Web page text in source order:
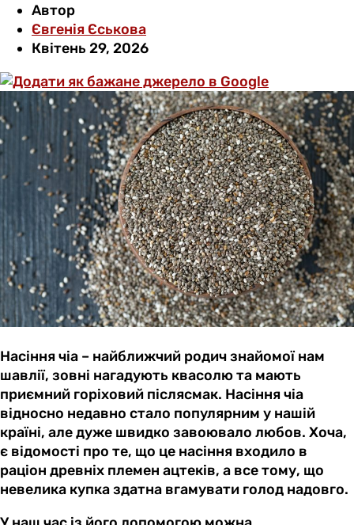
Автор
Євгенія Єськова
Квітень 29, 2026
Насіння чіа – найближчий родич знайомої нам
шавлії, зовні нагадують квасолю та мають
приємний горіховий післясмак. Насіння чіа
відносно недавно стало популярним у нашій
країні, але дуже швидко завоювало любов. Хоча,
є відомості про те, що це насіння входило в
раціон древніх племен ацтеків, а все тому, що
невелика купка здатна вгамувати голод надовго.